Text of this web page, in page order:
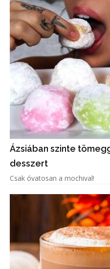
Ázsiában szinte
desszert
Csak óvatosan a mochival!